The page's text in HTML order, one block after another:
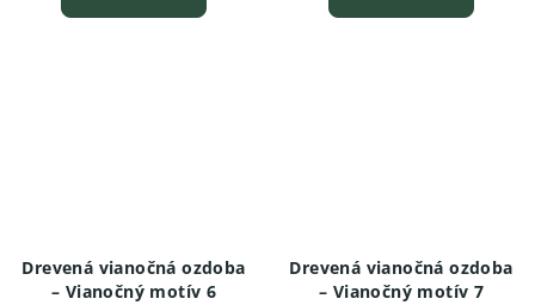
Drevená vianočná ozdoba
– Vianočný motív 6
Drevená vianočná ozdoba
– Vianočný motív 7